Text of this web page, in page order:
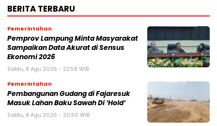
BERITA TERBARU
Pemerintahan
Pemprov Lampung Minta Masyarakat
Sampaikan Data Akurat di Sensus
Ekonomi 2026
Sabtu, 8 Agu 2026 - 22:58 WIB
Pemerintahan
Pembangunan Gudang di Fajaresuk
Masuk Lahan Baku Sawah Di ‘Hold’
Sabtu, 8 Agu 2026 - 20:50 WIB